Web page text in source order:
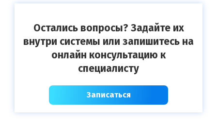
Остались вопросы? Задайте их
внутри системы или запишитесь на
онлайн консультацию к
специалисту
Записаться